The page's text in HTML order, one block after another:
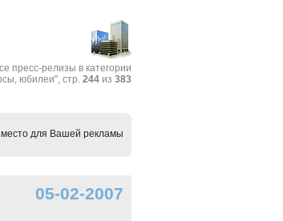
пресс-релизы в категории
юбилеи", стр. 244из 383
для Вашей рекламы
05-02-2007